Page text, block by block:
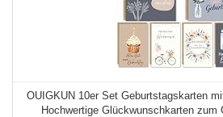
OUIGKUN 10er Set Geburtstagskarten
Hochwertige Glückwunschkarten zum